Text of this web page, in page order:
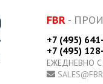
FBR -
+7 (495)
+7 (495)
ЕЖЕДНЕВНО